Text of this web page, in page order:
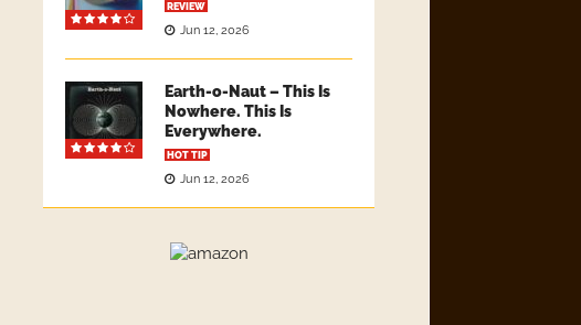
REVIEW
Jun 12, 2026
Earth-o-Naut – This Is
Nowhere. This Is
Everywhere.
HOT TIP
Jun 12, 2026